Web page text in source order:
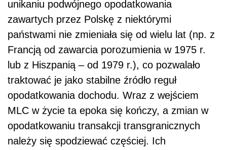
unikaniu podwójnego opodatkowania
zawartych przez Polskę z niektórymi
państwami nie zmieniała się od wielu lat (np. z
Francją od zawarcia porozumienia w 1975 r.
lub z Hiszpanią – od 1979 r.), co pozwalało
traktować je jako stabilne źródło reguł
opodatkowania dochodu. Wraz z wejściem
MLC w życie ta epoka się kończy, a zmian w
opodatkowaniu transakcji transgranicznych
należy się spodziewać częściej. Ich